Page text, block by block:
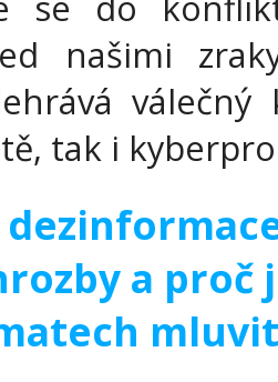
našimi
tak i
a proč